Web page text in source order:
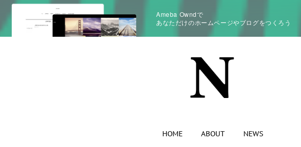
Ameba Owndで
あなただけのホームページやブログをつくろう
HOME ABOUT NEWS